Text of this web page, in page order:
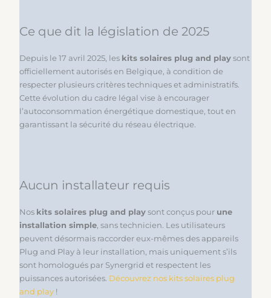
Ce que dit la législation de 2025
Depuis le 17 avril 2025, les kits solaires plug and play sont
officiellement autorisés en Belgique, à condition de
respecter plusieurs critères techniques et administratifs.
Cette évolution du cadre légal vise à encourager
l’autoconsommation énergétique domestique, tout en
garantissant la sécurité du réseau électrique.
Aucun installateur requis
Nos kits solaires plug and play sont conçus pour une
installation simple , sans technicien. Les utilisateurs
peuvent désormais raccorder eux-mêmes des appareils
Plug and Play à leur installation, mais uniquement s’ils
sont homologués par Synergrid et respectent les
puissances autorisées. Découvrez nos kits solaires plug
and play !